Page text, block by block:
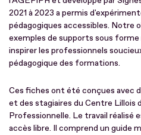
2021 à 2023 a permis
pédagogiques accessibles. Notre
exemples de supports sous
inspirer les professionnels
pédagogique des formations.
Ces fiches ont été conçues avec
et des stagiaires du Centre Lillois
Professionnelle. Le travail réalisé
accès libre. Il comprend un guide